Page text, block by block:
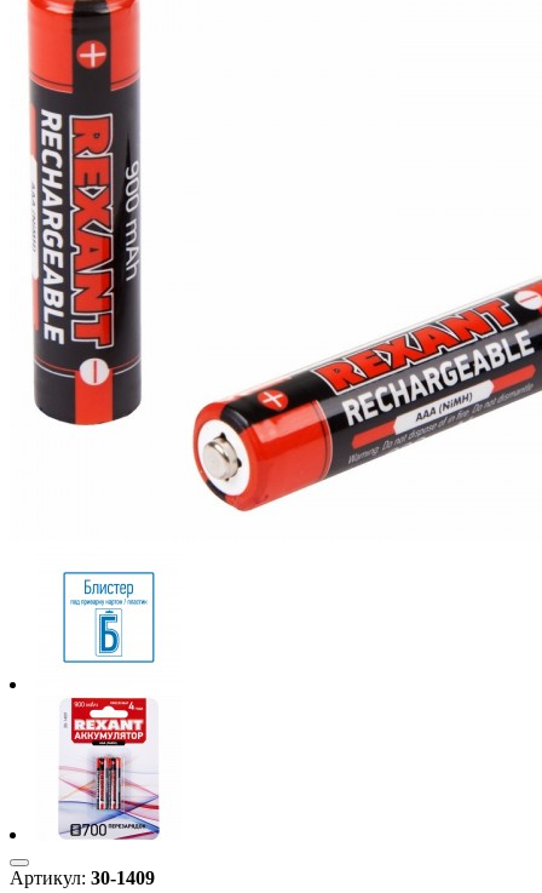
Артикул: 30-1409